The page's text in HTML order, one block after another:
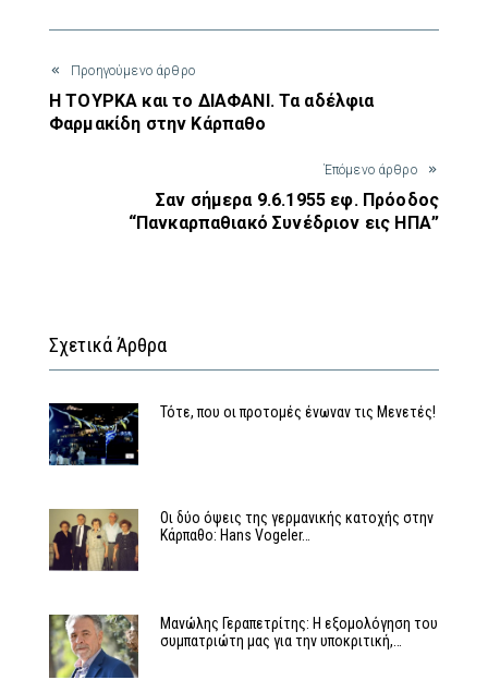
Προηγούμενο άρθρο
Η ΤΟΥΡΚΑ και το ΔΙΑΦΑΝΙ. Τα αδέλφια
Φαρμακίδη στην Κάρπαθο
Έπόμενο άρθρο
Σαν σήμερα 9.6.1955 εφ. Πρόοδος
“Πανκαρπαθιακό Συνέδριον εις ΗΠΑ”
Σχετικά Άρθρα
Τότε, που οι προτομές ένωναν τις Μενετές!
Οι δύο όψεις της γερμανικής κατοχής στην
Κάρπαθο: Hans Vogeler…
Μανώλης Γεραπετρίτης: Η εξομολόγηση του
συμπατριώτη μας για την υποκριτική,…